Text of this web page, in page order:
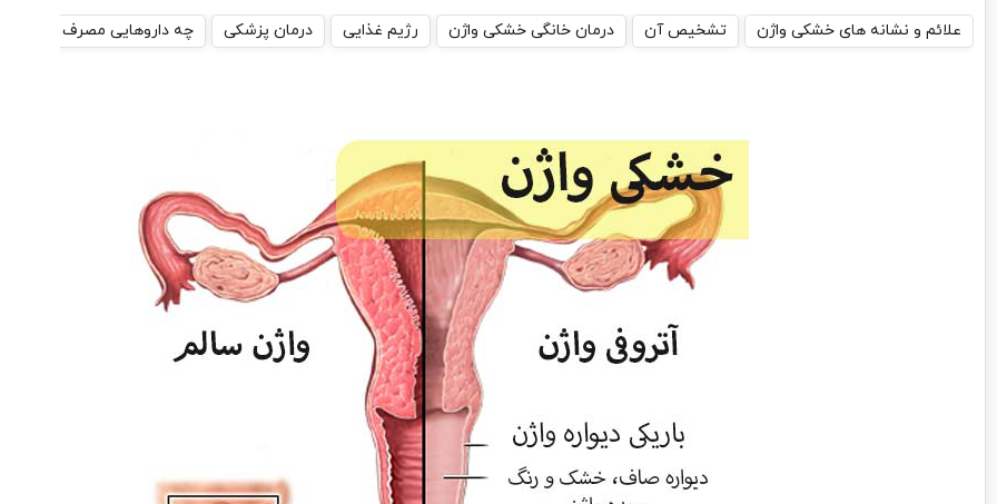
علائم و نشانه های خشکی واژن تشخیص آن درمان خانگی خشکی واژن رژیم غذایی درمان پزشکی چه داروهایی مصرف کنیم